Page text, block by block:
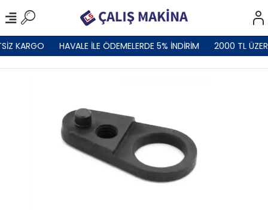
KARGO HAVALE İLE ÖDEMELERDE 5% İNDİRİM 2000 TL